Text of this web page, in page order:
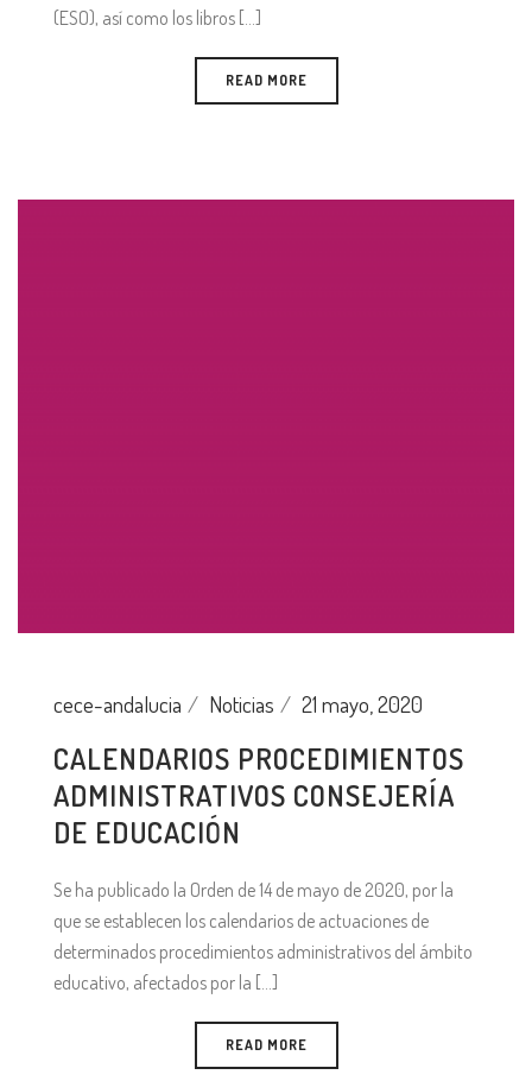
(ESO), así como los libros [...]
READ MORE
cece-andalucia Noticias 21 mayo, 2020
CALENDARIOS PROCEDIMIENTOS
ADMINISTRATIVOS CONSEJERÍA
DE EDUCACIÓN
Se ha publicado la Orden de 14 de mayo de 2020, por la
que se establecen los calendarios de actuaciones de
determinados procedimientos administrativos del ámbito
educativo, afectados por la [...]
READ MORE